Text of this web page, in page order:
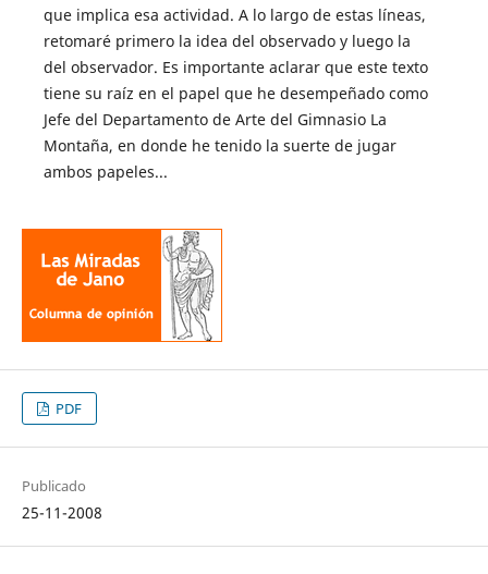
que implica esa actividad. A lo largo de estas líneas,
retomaré primero la idea del observado y luego la
del observador. Es importante aclarar que este texto
tiene su raíz en el papel que he desempeñado como
Jefe del Departamento de Arte del Gimnasio La
Montaña, en donde he tenido la suerte de jugar
ambos papeles...
PDF
Publicado
25-11-2008